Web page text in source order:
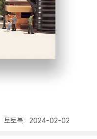
토토북 2024-02-02